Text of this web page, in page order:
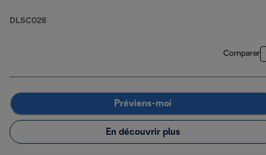
DLSC028
Comparer
Préviens-moi
En découvrir plus